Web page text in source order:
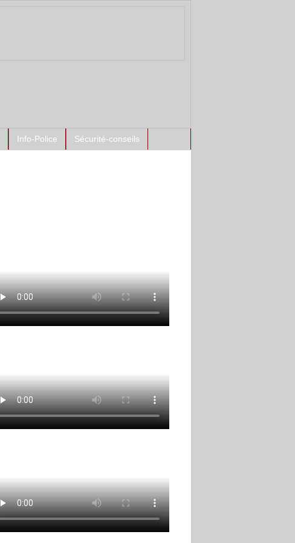
Info-Police Sécurité-conseils